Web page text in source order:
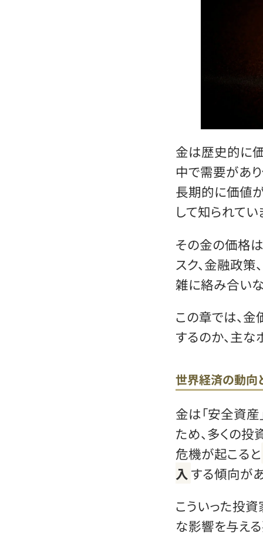
金は歴史的に
中で需要があ
長期的に価値
して知られてい
その金の価格
スク、金融政策
雑に絡み合い
この章では、
するのか、主な
世界経済の動向
金は「安全資産
ため、多くの
危機が起こると
入 する傾向が
こういった投
な影響を与え